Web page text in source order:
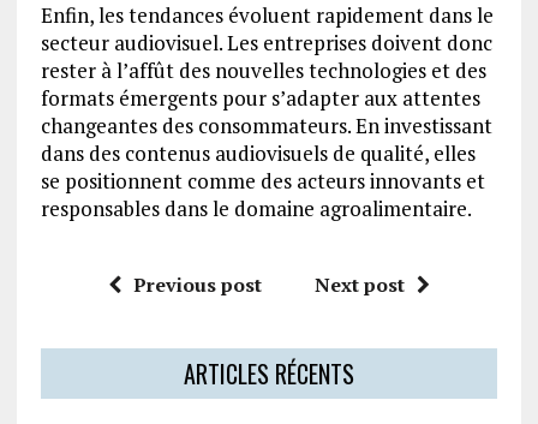
Enfin, les tendances évoluent rapidement dans le
secteur audiovisuel. Les entreprises doivent donc
rester à l’affût des nouvelles technologies et des
formats émergents pour s’adapter aux attentes
changeantes des consommateurs. En investissant
dans des contenus audiovisuels de qualité, elles
se positionnent comme des acteurs innovants et
responsables dans le domaine agroalimentaire.
Previous post Next post
ARTICLES RÉCENTS